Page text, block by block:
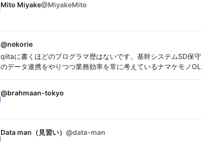
Mito Miyake@MiyakeMito
@nekorie
qiitaに書くほどのプログラマ歴はないです。基幹システムSD保
のデータ連携をやりつつ業務効率を常に考えているナマケモノOL
@brahmaan-tokyo
Data man（見習い） @data-man